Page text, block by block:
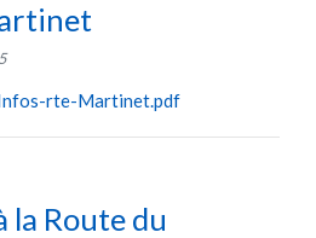
rte-Martinet.pdf
la Route du